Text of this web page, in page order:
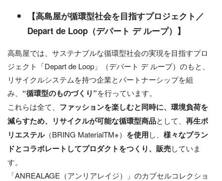
【高島屋が循環型社会を目指すプロジェクト ／
Depart de Loop（デパート デ ループ） 】
高島屋では、サステナブルな循環型社会の実現を目指すプロ
ジェクト「Depart de Loop」（デパート デ ループ）のもと、
リサイクルシステムを持つ企業とパートナーシップを組
み、 “循環型のものづくり”を行っています。
これらは全て、 ファッションを楽しむと同時に、環境負荷を
減らすため、 リサイクルが可能な循環型商品として、 再生ポ
リエステル（BRING MaterialTM※） を使用し、 様々なブラン
ドとコラボレートしてプロダクトをつくり、販売していま
す。
「ANREALAGE（アンリアレイジ）」のカプセルコレクショ